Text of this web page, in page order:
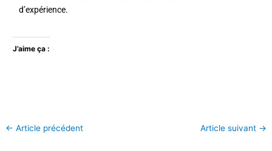
d’expérience.
J’aime ça :
← Article précédent Article suivant →